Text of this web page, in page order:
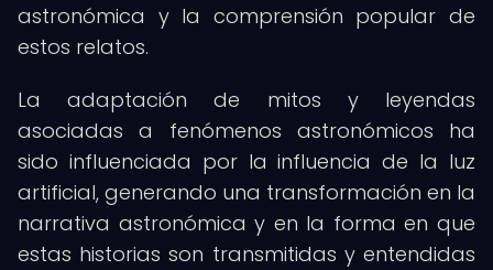
astronómica y la comprensión popular de
estos relatos.
La adaptación de mitos y leyendas
asociadas a fenómenos astronómicos ha
sido influenciada por la influencia de la luz
artificial, generando una transformación en la
narrativa astronómica y en la forma en que
estas historias son transmitidas y entendidas